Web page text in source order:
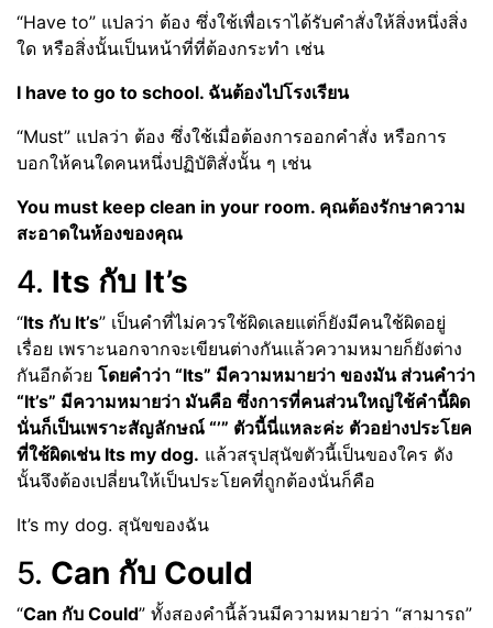
“Have to” แปลว่า ต้อง ซึ่งใช้เพื่อเราได้รับคำสั่งให้สิ่งหนึ่งสิ่ง
ใด หรือสิ่งนั้นเป็นหน้าที่ที่ต้องกระทำ เช่น
I have to go to school. ฉันต้องไปโรงเรียน
“Must” แปลว่า ต้อง ซึ่งใช้เมื่อต้องการออกคำสั่ง หรือการ
บอกให้คนใดคนหนึ่งปฏิบัติสั่งนั้น ๆ เช่น
You must keep clean in your room. คุณต้องรักษาความ
สะอาดในห้องของคุณ
4. Its กับ It’s
“Its กับ It’s” เป็นคำที่ไม่ควรใช้ผิดเลยแต่ก็ยังมีคนใช้ผิดอยู่
เรื่อย เพราะนอกจากจะเขียนต่างกันแล้วความหมายก็ยังต่าง
กันอีกด้วย โดยคำว่า “Its” มีความหมายว่า ของมัน ส่วนคำว่า
“It’s” มีความหมายว่า มันคือ ซึ่งการที่คนส่วนใหญ่ใช้คำนี้ผิด
นั่นก็เป็นเพราะสัญลักษณ์ “’” ตัวนี้นี่แหละค่ะ ตัวอย่างประโยค
ที่ใช้ผิดเช่น Its my dog. แล้วสรุปสุนัขตัวนี้เป็นของใคร ดัง
นั้นจึงต้องเปลี่ยนให้เป็นประโยคที่ถูกต้องนั่นก็คือ
It’s my dog. สุนัขของฉัน
5. Can กับ Could
“Can กับ Could” ทั้งสองคำนี้ล้วนมีความหมายว่า “สามารถ”